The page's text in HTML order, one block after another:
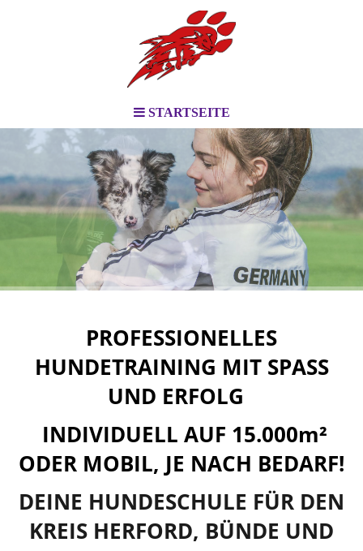
STARTSEITE
PROFESSIONELLES
HUNDETRAINING MIT SPASS
UND ERFOLG
INDIVIDUELL AUF 15.000m²
ODER MOBIL, JE NACH BEDARF!
DEINE HUNDESCHULE FÜR DEN
KREIS HERFORD, BÜNDE UND